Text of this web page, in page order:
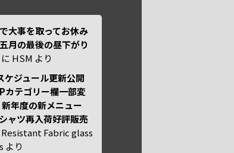
大事を取ってお休み
月の最後の昼下がり
に HSM より
ケジュール更新公開
カテゴリー欄一部変
年度の新メニュー
ャツ再入荷好評販売
Fabric glass
より